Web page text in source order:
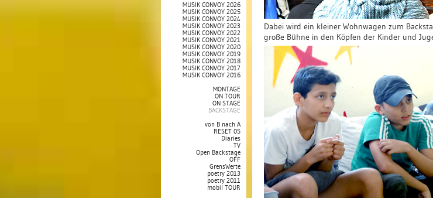
MUSIK CONVOY 2026
MUSIK CONVOY 2025
MUSIK CONVOY 2024
MUSIK CONVOY 2023
MUSIK CONVOY 2022
MUSIK CONVOY 2021
MUSIK CONVOY 2020
MUSIK CONVOY 2019
MUSIK CONVOY 2018
MUSIK CONVOY 2017
MUSIK CONVOY 2016
MONTAGE
ON TOUR
ON STAGE
BACKSTAGE
von B nach A
RESET 05
Diaries
TV
Open Backstage
OFF
GrensWerte
poetry 2013
poetry 2011
mobil TOUR
Dabei wird ein kleiner Wohnwagen zum
große Bühne in den Köpfen der Kinder und